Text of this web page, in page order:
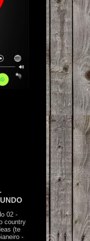
02 -
country
(te
-